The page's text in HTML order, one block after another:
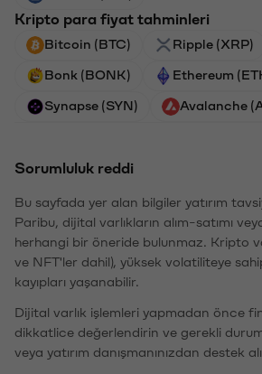
Kripto para fiyat tahminleri
Bitcoin (BTC) Ripple (XRP)
Bonk (BONK) Ethereum
Synapse (SYN) Avalanche
Sorumluluk reddi
Bu sayfada yer alan bilgiler yatırım
Paribu, dijital varlıkların alım-satımı
herhangi bir öneride bulunmaz. Kripto
ve NFT'ler dahil), yüksek volatiliteye
kayıpları yaşanabilir.
Dijital varlık işlemleri yapmadan önce
dikkatlice değerlendirin ve gerekli
veya yatırım danışmanınızdan destek